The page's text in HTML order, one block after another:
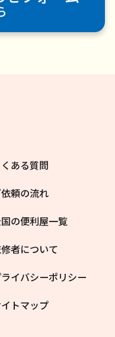
ある質問
頼の流れ
の便利屋一覧
者について
イバシーポリシー
トマップ